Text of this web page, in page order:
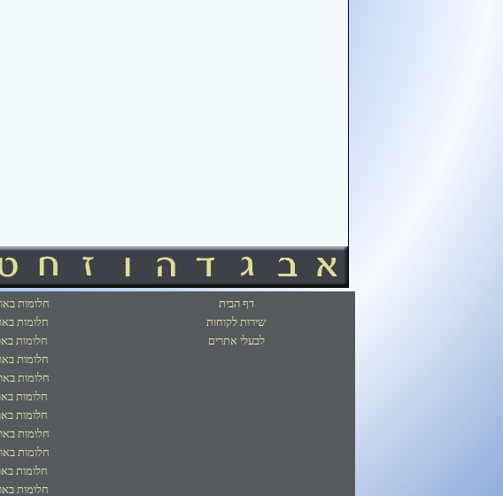
דף הבית
שירות לקוחות
לבעלי אתרים
חלומות
חלומות
חלומות
חלומות
חלומות
חלומות
חלומות
חלומות
חלומות
חלומות
חלומות